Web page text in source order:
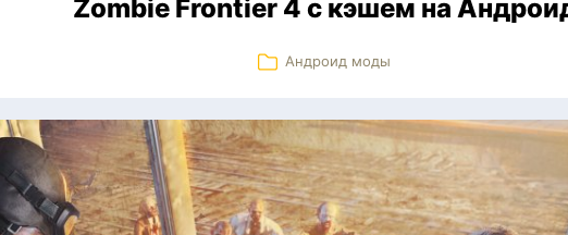
VALHEIM
Zombie Frontier 4 с кэшем на
Андроид моды